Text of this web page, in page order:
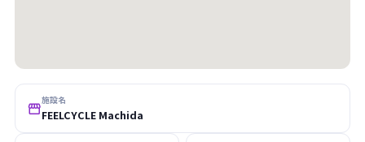
施設名
FEELCYCLE Machida